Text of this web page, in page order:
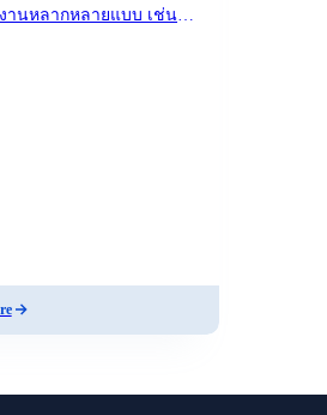
านหลากหลายแบบ เช่น